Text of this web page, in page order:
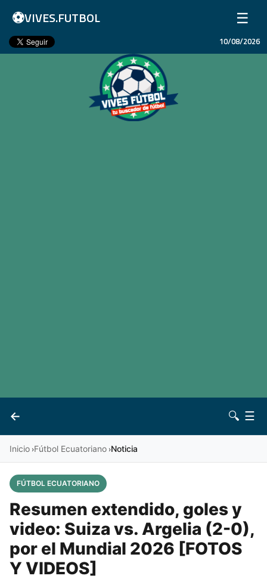
⚽VIVES.FUTBOL ☰
Inicio
10/08/2026
←
Vives 🔍 ☰
Inicio ›Fútbol Ecuatoriano ›Noticia
FÚTBOL ECUATORIANO
Resumen extendido, goles y
video: Suiza vs. Argelia (2-0),
por el Mundial 2026 [FOTOS
Y VIDEOS]